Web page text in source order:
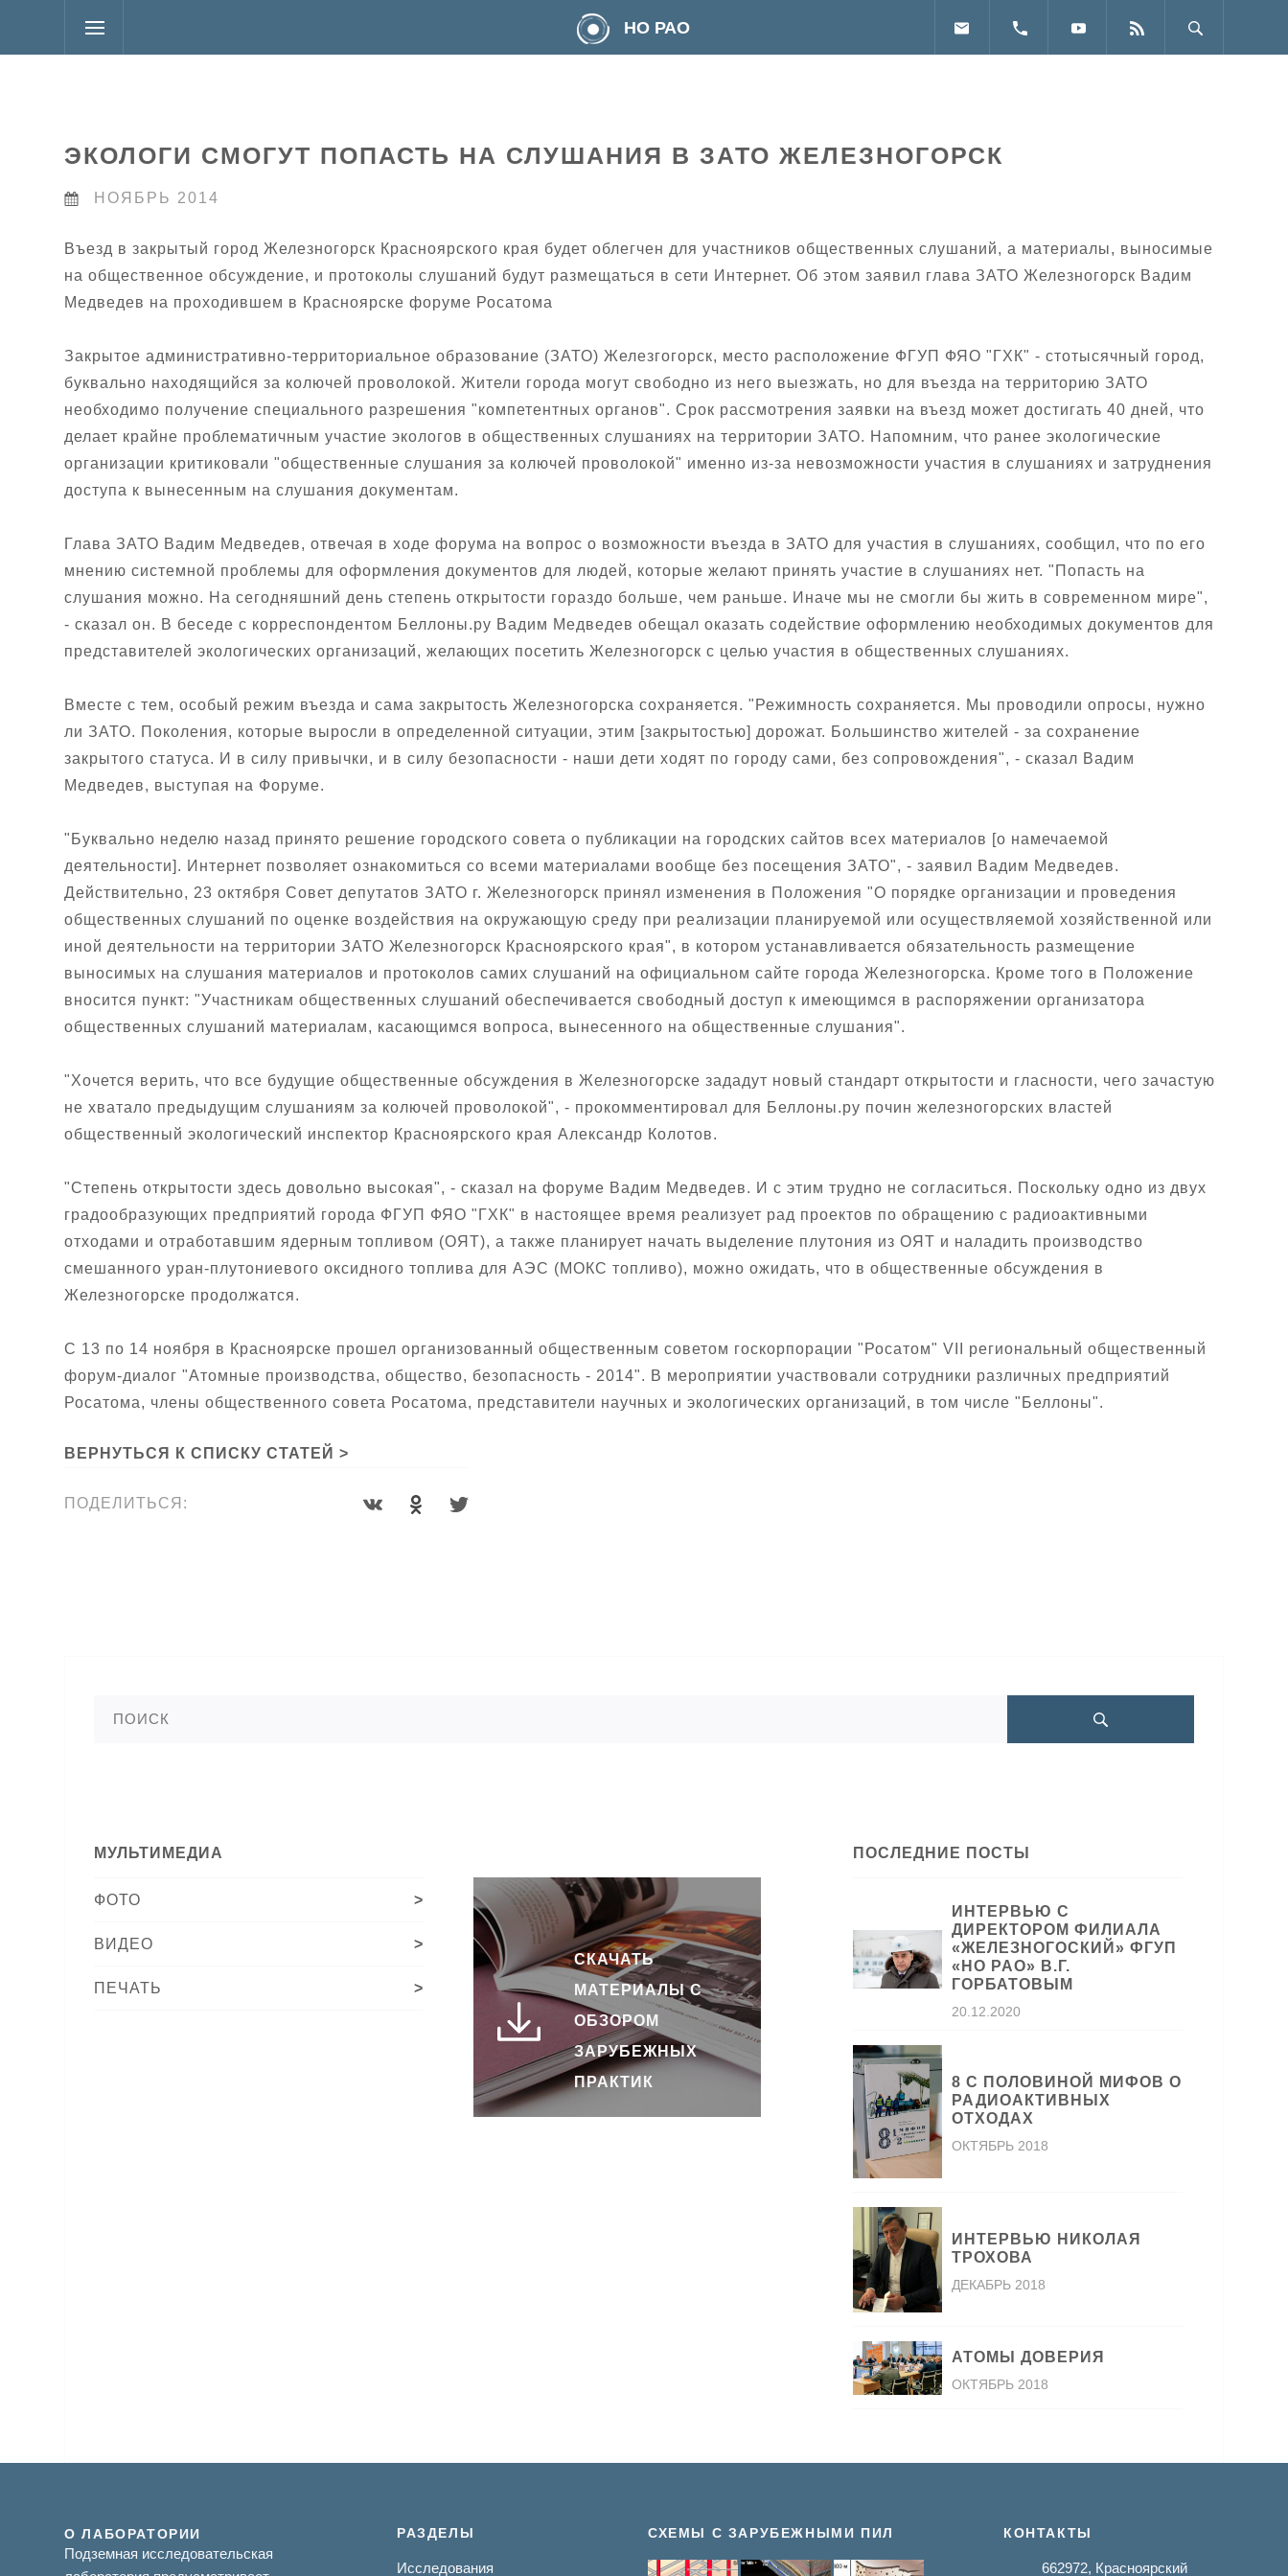
НО РАО
ЭКОЛОГИ СМОГУТ ПОПАСТЬ НА СЛУШАНИЯ В ЗАТО ЖЕЛЕЗНОГОРСК
НОЯБРЬ 2014
Въезд в закрытый город Железногорск Красноярского края будет облегчен для участников общественных слушаний, а материалы, выносимые
на общественное обсуждение, и протоколы слушаний будут размещаться в сети Интернет. Об этом заявил глава ЗАТО Железногорск Вадим
Медведев на проходившем в Красноярске форуме Росатома
Закрытое административно-территориальное образование (ЗАТО) Железгогорск, место расположение ФГУП ФЯО "ГХК" - стотысячный город,
буквально находящийся за колючей проволокой. Жители города могут свободно из него выезжать, но для въезда на территорию ЗАТО
необходимо получение специального разрешения "компетентных органов". Срок рассмотрения заявки на въезд может достигать 40 дней, что
делает крайне проблематичным участие экологов в общественных слушаниях на территории ЗАТО. Напомним, что ранее экологические
организации критиковали "общественные слушания за колючей проволокой" именно из-за невозможности участия в слушаниях и затруднения
доступа к вынесенным на слушания документам.
Глава ЗАТО Вадим Медведев, отвечая в ходе форума на вопрос о возможности въезда в ЗАТО для участия в слушаниях, сообщил, что по его
мнению системной проблемы для оформления документов для людей, которые желают принять участие в слушаниях нет. "Попасть на
слушания можно. На сегодняшний день степень открытости гораздо больше, чем раньше. Иначе мы не смогли бы жить в современном мире",
- сказал он. В беседе с корреспондентом Беллоны.ру Вадим Медведев обещал оказать содействие оформлению необходимых документов для
представителей экологических организаций, желающих посетить Железногорск с целью участия в общественных слушаниях.
Вместе с тем, особый режим въезда и сама закрытость Железногорска сохраняется. "Режимность сохраняется. Мы проводили опросы, нужно
ли ЗАТО. Поколения, которые выросли в определенной ситуации, этим [закрытостью] дорожат. Большинство жителей - за сохранение
закрытого статуса. И в силу привычки, и в силу безопасности - наши дети ходят по городу сами, без сопровождения", - сказал Вадим
Медведев, выступая на Форуме.
"Буквально неделю назад принято решение городского совета о публикации на городских сайтов всех материалов [о намечаемой
деятельности]. Интернет позволяет ознакомиться со всеми материалами вообще без посещения ЗАТО", - заявил Вадим Медведев.
Действительно, 23 октября Совет депутатов ЗАТО г. Железногорск принял изменения в Положения "О порядке организации и проведения
общественных слушаний по оценке воздействия на окружающую среду при реализации планируемой или осуществляемой хозяйственной или
иной деятельности на территории ЗАТО Железногорск Красноярского края", в котором устанавливается обязательность размещение
выносимых на слушания материалов и протоколов самих слушаний на официальном сайте города Железногорска. Кроме того в Положение
вносится пункт: "Участникам общественных слушаний обеспечивается свободный доступ к имеющимся в распоряжении организатора
общественных слушаний материалам, касающимся вопроса, вынесенного на общественные слушания".
"Хочется верить, что все будущие общественные обсуждения в Железногорске зададут новый стандарт открытости и гласности, чего зачастую
не хватало предыдущим слушаниям за колючей проволокой", - прокомментировал для Беллоны.ру почин железногорских властей
общественный экологический инспектор Красноярского края Александр Колотов.
"Степень открытости здесь довольно высокая", - сказал на форуме Вадим Медведев. И с этим трудно не согласиться. Поскольку одно из двух
градообразующих предприятий города ФГУП ФЯО "ГХК" в настоящее время реализует рад проектов по обращению с радиоактивными
отходами и отработавшим ядерным топливом (ОЯТ), а также планирует начать выделение плутония из ОЯТ и наладить производство
смешанного уран-плутониевого оксидного топлива для АЭС (МОКС топливо), можно ожидать, что в общественные обсуждения в
Железногорске продолжатся.
С 13 по 14 ноября в Красноярске прошел организованный общественным советом госкорпорации "Росатом" VII региональный общественный
форум-диалог "Атомные производства, общество, безопасность - 2014". В мероприятии участвовали сотрудники различных предприятий
Росатома, члены общественного совета Росатома, представители научных и экологических организаций, в том числе "Беллоны".
ВЕРНУТЬСЯ К СПИСКУ СТАТЕЙ >
ПОДЕЛИТЬСЯ:
МУЛЬТИМЕДИА
ФОТО >
ВИДЕО >
ПЕЧАТЬ >
СКАЧАТЬ
МАТЕРИАЛЫ С
ОБЗОРОМ
ЗАРУБЕЖНЫХ
ПРАКТИК
ПОСЛЕДНИЕ ПОСТЫ
ИНТЕРВЬЮ С
ДИРЕКТОРОМ ФИЛИАЛА
«ЖЕЛЕЗНОГОСКИЙ» ФГУП
«НО РАО» В.Г.
ГОРБАТОВЫМ
20.12.2020
8 С ПОЛОВИНОЙ МИФОВ О
РАДИОАКТИВНЫХ
ОТХОДАХ
ОКТЯБРЬ 2018
ИНТЕРВЬЮ НИКОЛАЯ
ТРОХОВА
ДЕКАБРЬ 2018
АТОМЫ ДОВЕРИЯ
ОКТЯБРЬ 2018
О ЛАБОРАТОРИИ
Подземная исследовательская
РАЗДЕЛЫ
Исследования
СХЕМЫ С ЗАРУБЕЖНЫМИ ПИЛ КОНТАКТЫ
662972, Красноярский